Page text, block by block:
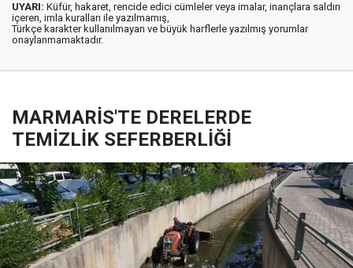
UYARI: Küfür, hakaret, rencide edici cümleler veya imalar, inançlara saldırı
içeren, imla kuralları ile yazılmamış,
Türkçe karakter kullanılmayan ve büyük harflerle yazılmış yorumlar
onaylanmamaktadır.
MARMARİS'TE DERELERDE
TEMİZLİK SEFERBERLİĞİ